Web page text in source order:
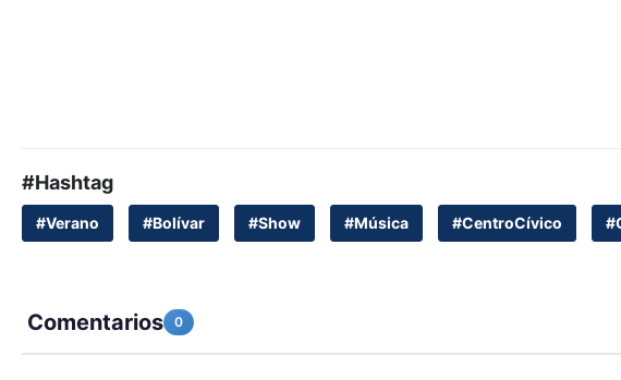
#Hashtag
#Verano #Bolívar #Show #Música #CentroCívico
Comentarios 0